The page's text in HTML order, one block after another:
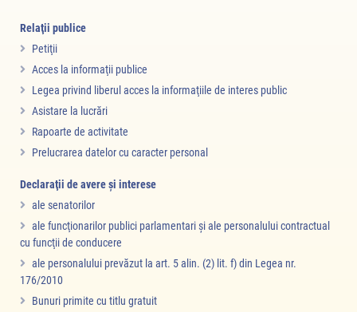
Relaţii publice
Petiţii
Acces la informaţii publice
Legea privind liberul acces la informaţiile de interes public
Asistare la lucrări
Rapoarte de activitate
Prelucrarea datelor cu caracter personal
Declaraţii de avere şi interese
ale senatorilor
ale funcţionarilor publici parlamentari şi ale personalului contractual
cu funcţii de conducere
ale personalului prevăzut la art. 5 alin. (2) lit. f) din Legea nr.
176/2010
Bunuri primite cu titlu gratuit